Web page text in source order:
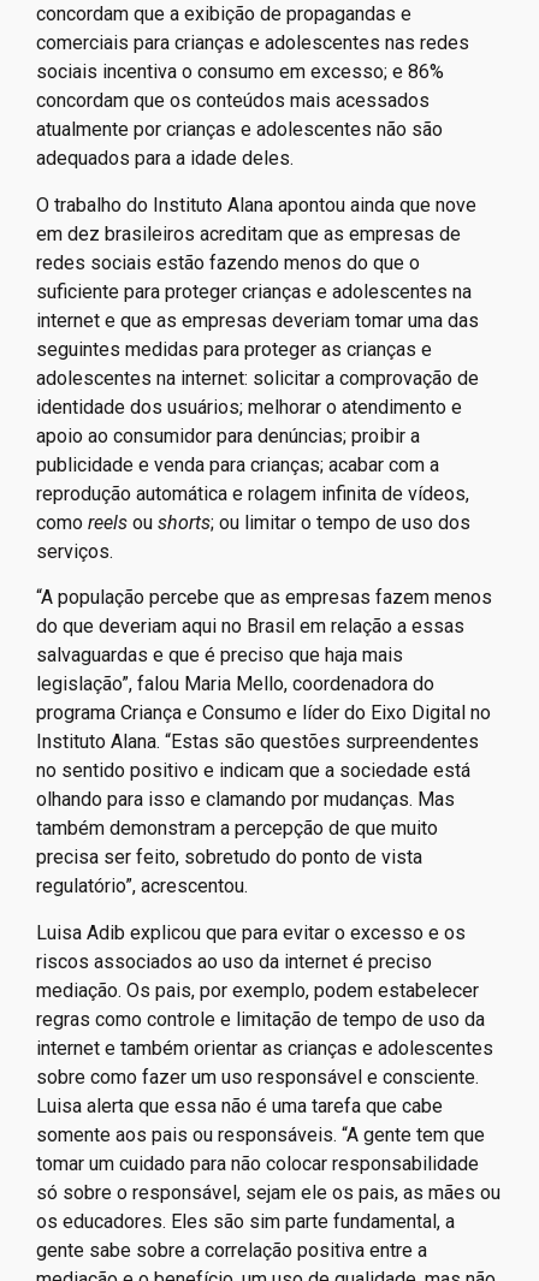
concordam que a exibição de propagandas e
comerciais para crianças e adolescentes nas redes
sociais incentiva o consumo em excesso; e 86%
concordam que os conteúdos mais acessados
atualmente por crianças e adolescentes não são
adequados para a idade deles.
O trabalho do Instituto Alana apontou ainda que nove
em dez brasileiros acreditam que as empresas de
redes sociais estão fazendo menos do que o
suficiente para proteger crianças e adolescentes na
internet e que as empresas deveriam tomar uma das
seguintes medidas para proteger as crianças e
adolescentes na internet: solicitar a comprovação de
identidade dos usuários; melhorar o atendimento e
apoio ao consumidor para denúncias; proibir a
publicidade e venda para crianças; acabar com a
reprodução automática e rolagem infinita de vídeos,
como reels ou shorts; ou limitar o tempo de uso dos
serviços.
“A população percebe que as empresas fazem menos
do que deveriam aqui no Brasil em relação a essas
salvaguardas e que é preciso que haja mais
legislação”, falou Maria Mello, coordenadora do
programa Criança e Consumo e líder do Eixo Digital no
Instituto Alana. “Estas são questões surpreendentes
no sentido positivo e indicam que a sociedade está
olhando para isso e clamando por mudanças. Mas
também demonstram a percepção de que muito
precisa ser feito, sobretudo do ponto de vista
regulatório”, acrescentou.
Luisa Adib explicou que para evitar o excesso e os
riscos associados ao uso da internet é preciso
mediação. Os pais, por exemplo, podem estabelecer
regras como controle e limitação de tempo de uso da
internet e também orientar as crianças e adolescentes
sobre como fazer um uso responsável e consciente.
Luisa alerta que essa não é uma tarefa que cabe
somente aos pais ou responsáveis. “A gente tem que
tomar um cuidado para não colocar responsabilidade
só sobre o responsável, sejam ele os pais, as mães ou
os educadores. Eles são sim parte fundamental, a
gente sabe sobre a correlação positiva entre a